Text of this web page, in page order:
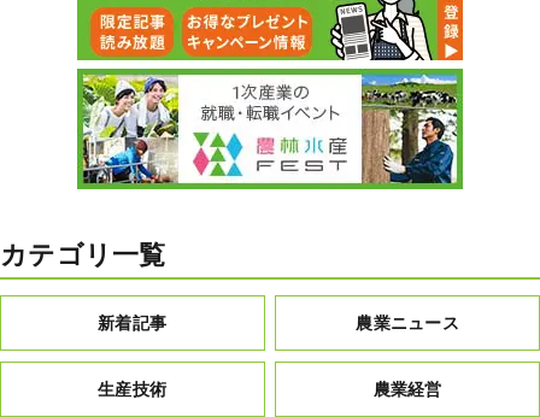
カテゴリ一覧
新着記事 農業ニュース
生産技術 農業経営